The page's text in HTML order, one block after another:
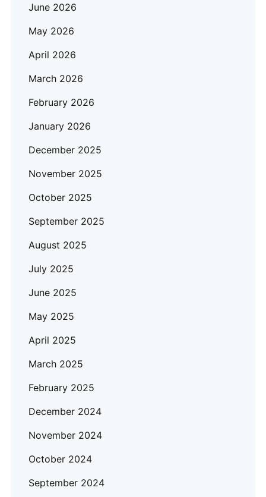
June 2026
May 2026
April 2026
March 2026
February 2026
January 2026
December 2025
November 2025
October 2025
September 2025
August 2025
July 2025
June 2025
May 2025
April 2025
March 2025
February 2025
December 2024
November 2024
October 2024
September 2024